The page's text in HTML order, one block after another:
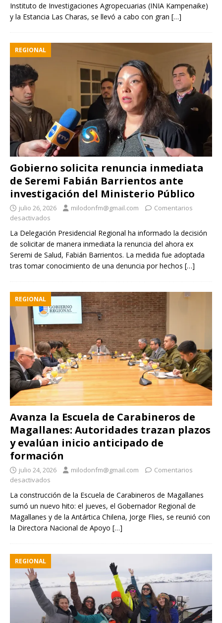
Instituto de Investigaciones Agropecuarias (INIA Kampenaike)
y la Estancia Las Charas, se llevó a cabo con gran […]
REGIONAL
Gobierno solicita renuncia inmediata
de Seremi Fabián Barrientos ante
investigación del Ministerio Público
julio 26, 2026 milodonfm@gmail.com
Comentarios
desactivados
La Delegación Presidencial Regional ha informado la decisión
de solicitar de manera inmediata la renuncia del ahora ex
Seremi de Salud, Fabián Barrientos. La medida fue adoptada
tras tomar conocimiento de una denuncia por hechos […]
REGIONAL
Avanza la Escuela de Carabineros de
Magallanes: Autoridades trazan plazos
y evalúan inicio anticipado de
formación
julio 24, 2026 milodonfm@gmail.com
Comentarios
desactivados
La construcción de la Escuela de Carabineros de Magallanes
sumó un nuevo hito: el jueves, el Gobernador Regional de
Magallanes y de la Antártica Chilena, Jorge Flies, se reunió con
la Directora Nacional de Apoyo […]
REGIONAL